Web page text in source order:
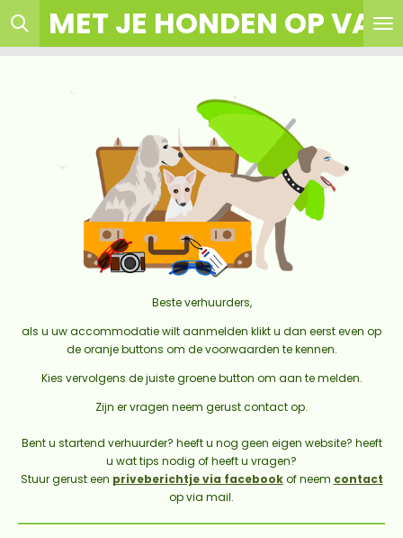
Ga
direct
naar
MET JE HONDEN OP
Beste verhuurders,
als u uw accommodatie wilt aanmelden klikt u dan eerst even op
de oranje buttons om de voorwaarden te kennen.
Kies vervolgens de juiste groene button om aan te melden.
Zijn er vragen neem gerust contact op.
Bent u startend verhuurder? heeft u nog geen eigen website? heeft
u wat tips nodig of heeft u vragen?
Stuur gerust een priveberichtje via facebookof neem contact
op via mail.